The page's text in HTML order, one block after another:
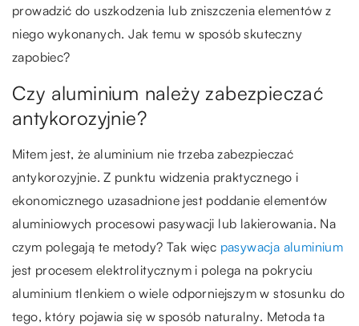
prowadzić do uszkodzenia lub zniszczenia elementów z
niego wykonanych. Jak temu w sposób skuteczny
zapobiec?
Czy aluminium należy zabezpieczać
antykorozyjnie?
Mitem jest, że aluminium nie trzeba zabezpieczać
antykorozyjnie. Z punktu widzenia praktycznego i
ekonomicznego uzasadnione jest poddanie elementów
aluminiowych procesowi pasywacji lub lakierowania. Na
czym polegają te metody? Tak więc pasywacja aluminium
jest procesem elektrolitycznym i polega na pokryciu
aluminium tlenkiem o wiele odporniejszym w stosunku do
tego, który pojawia się w sposób naturalny. Metoda ta